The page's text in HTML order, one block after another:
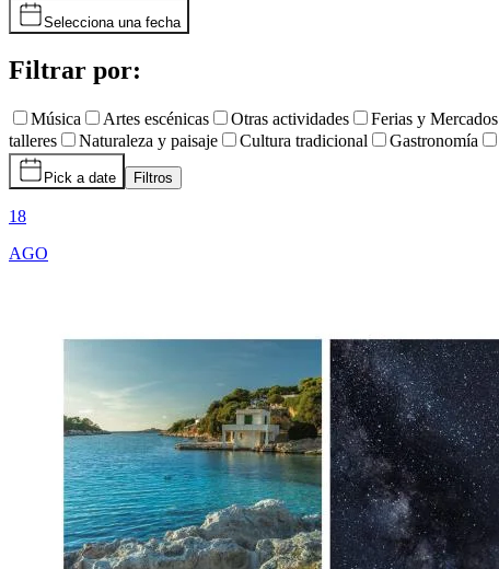
Selecciona una fecha
Filtrar por:
Música Artes escénicas Otras actividades Ferias y Mercados
talleres
Naturaleza y paisaje Cultura tradicional Gastronomía
Pick a date Filtros
18
AGO